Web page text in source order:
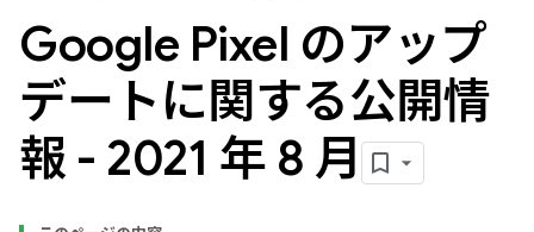
Google Pixel のアップ
デートに関する公開情
報 - 2021 年 8 月